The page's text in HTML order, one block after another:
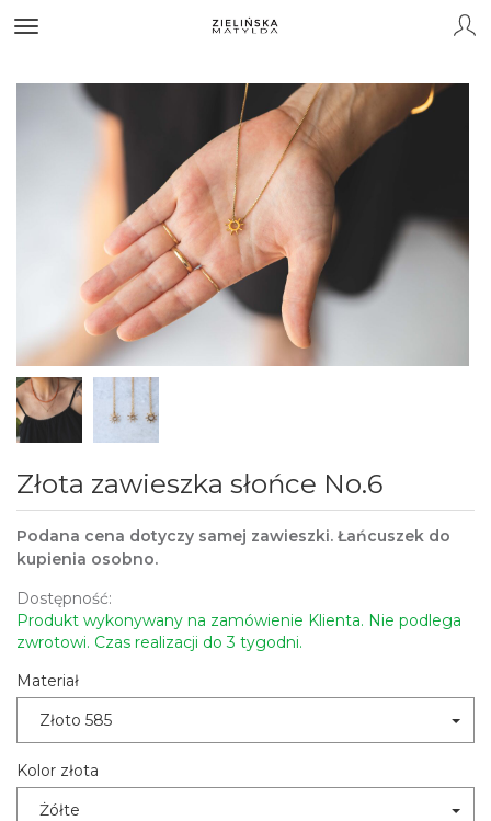
Złota zawieszka słońce No.6
Podana cena dotyczy samej zawieszki. Łańcuszek do
kupienia osobno.
Dostępność:
Produkt wykonywany na zamówienie Klienta. Nie podlega
zwrotowi. Czas realizacji do 3 tygodni.
Materiał
Złoto 585
Kolor złota
Żółte